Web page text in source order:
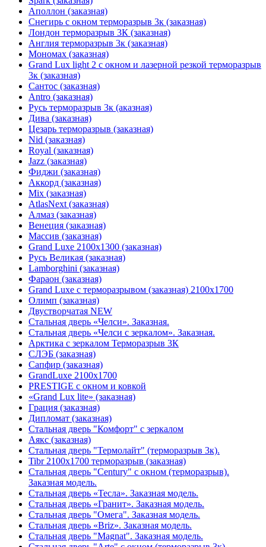
Аполлон (заказная)
Снегирь с окном терморазрыв 3к (заказная)
Лондон терморазрыв 3К (заказная)
Англия терморазрыв 3к (заказная)
Мономах (заказная)
Grand Lux light 2 с окном и лазерной резкой терморазрыв
3к (заказная)
Сантос (заказная)
Antro (заказная)
Русь терморазрыв 3к (аказная)
Дива (заказная)
Цезарь терморазрыв (заказная)
Nid (заказная)
Royal (заказная)
Jazz (заказная)
Фиджи (заказная)
Аккорд (заказная)
Mix (заказная)
AtlasNext (заказная)
Алмаз (заказная)
Венеция (заказная)
Массив (заказная)
Grand Luxe 2100х1300 (заказная)
Русь Великая (заказная)
Lamborghini (заказная)
Фараон (заказная)
Grand Luxe с терморазрывом (заказная) 2100х1700
Олимп (заказная)
Двустворчатая NEW
Стальная дверь «Челси». Заказная.
Стальная дверь «Челси с зеркалом». Заказная.
Арктика с зеркалом Терморазрыв 3К
СЛЭБ (заказная)
Сапфир (заказная)
GrandLuxe 2100х1700
PRESTIGE с окном и ковкой
«Grand Lux lite» (заказная)
Гpация (заказная)
Дипломат (заказная)
Стальная дверь "Комфорт" с зеркалом
Аякс (заказная)
Стальная дверь "Термолайт" (терморазрыв 3к).
Tibr 2100х1700 терморазрыв (заказная)
Стальная дверь "Century" с окном (терморазрыв).
Заказная модель.
Стальная дверь «Тесла». Заказная модель.
Стальная дверь «Гранит». Заказная модель.
Стальная дверь "Омега". Заказная модель.
Стальная дверь «Briz». Заказная модель.
Стальная дверь "Magnat". Заказная модель.